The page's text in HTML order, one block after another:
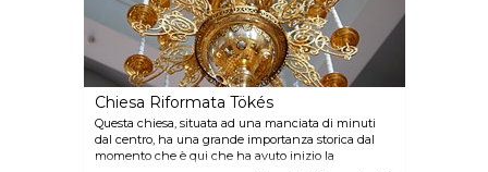
Chiesa Riformata Tökés
Questa chiesa, situata ad una manciata di minuti
dal centro, ha una grande importanza storica dal
momento che è qui che ha avuto inizio la